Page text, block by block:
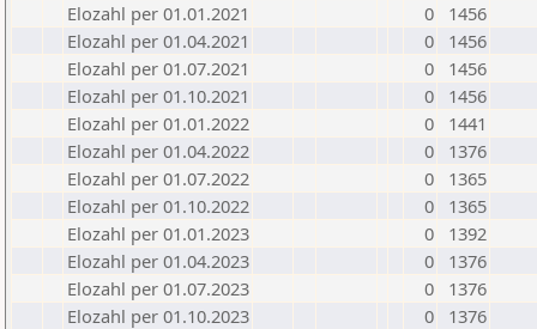
Elozahl per 01.01.2021
0
1456
Elozahl per 01.04.2021
0
1456
Elozahl per 01.07.2021
0
1456
Elozahl per 01.10.2021
0
1456
Elozahl per 01.01.2022
0
1441
Elozahl per 01.04.2022
0
1376
Elozahl per 01.07.2022
0
1365
Elozahl per 01.10.2022
0
1365
Elozahl per 01.01.2023
0
1392
Elozahl per 01.04.2023
0
1376
Elozahl per 01.07.2023
0
1376
Elozahl per 01.10.2023
0
1376